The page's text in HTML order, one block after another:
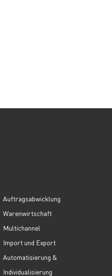
Auftragsabwicklung
Warenwirtschaft
Multichannel
Import und Export
Automatisierung &
Individualisierung